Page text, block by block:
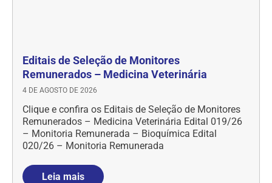
Editais de Seleção de Monitores
Remunerados – Medicina Veterinária
4 DE AGOSTO DE 2026
Clique e confira os Editais de Seleção de Monitores
Remunerados – Medicina Veterinária Edital 019/26
– Monitoria Remunerada – Bioquímica Edital
020/26 – Monitoria Remunerada
Leia mais